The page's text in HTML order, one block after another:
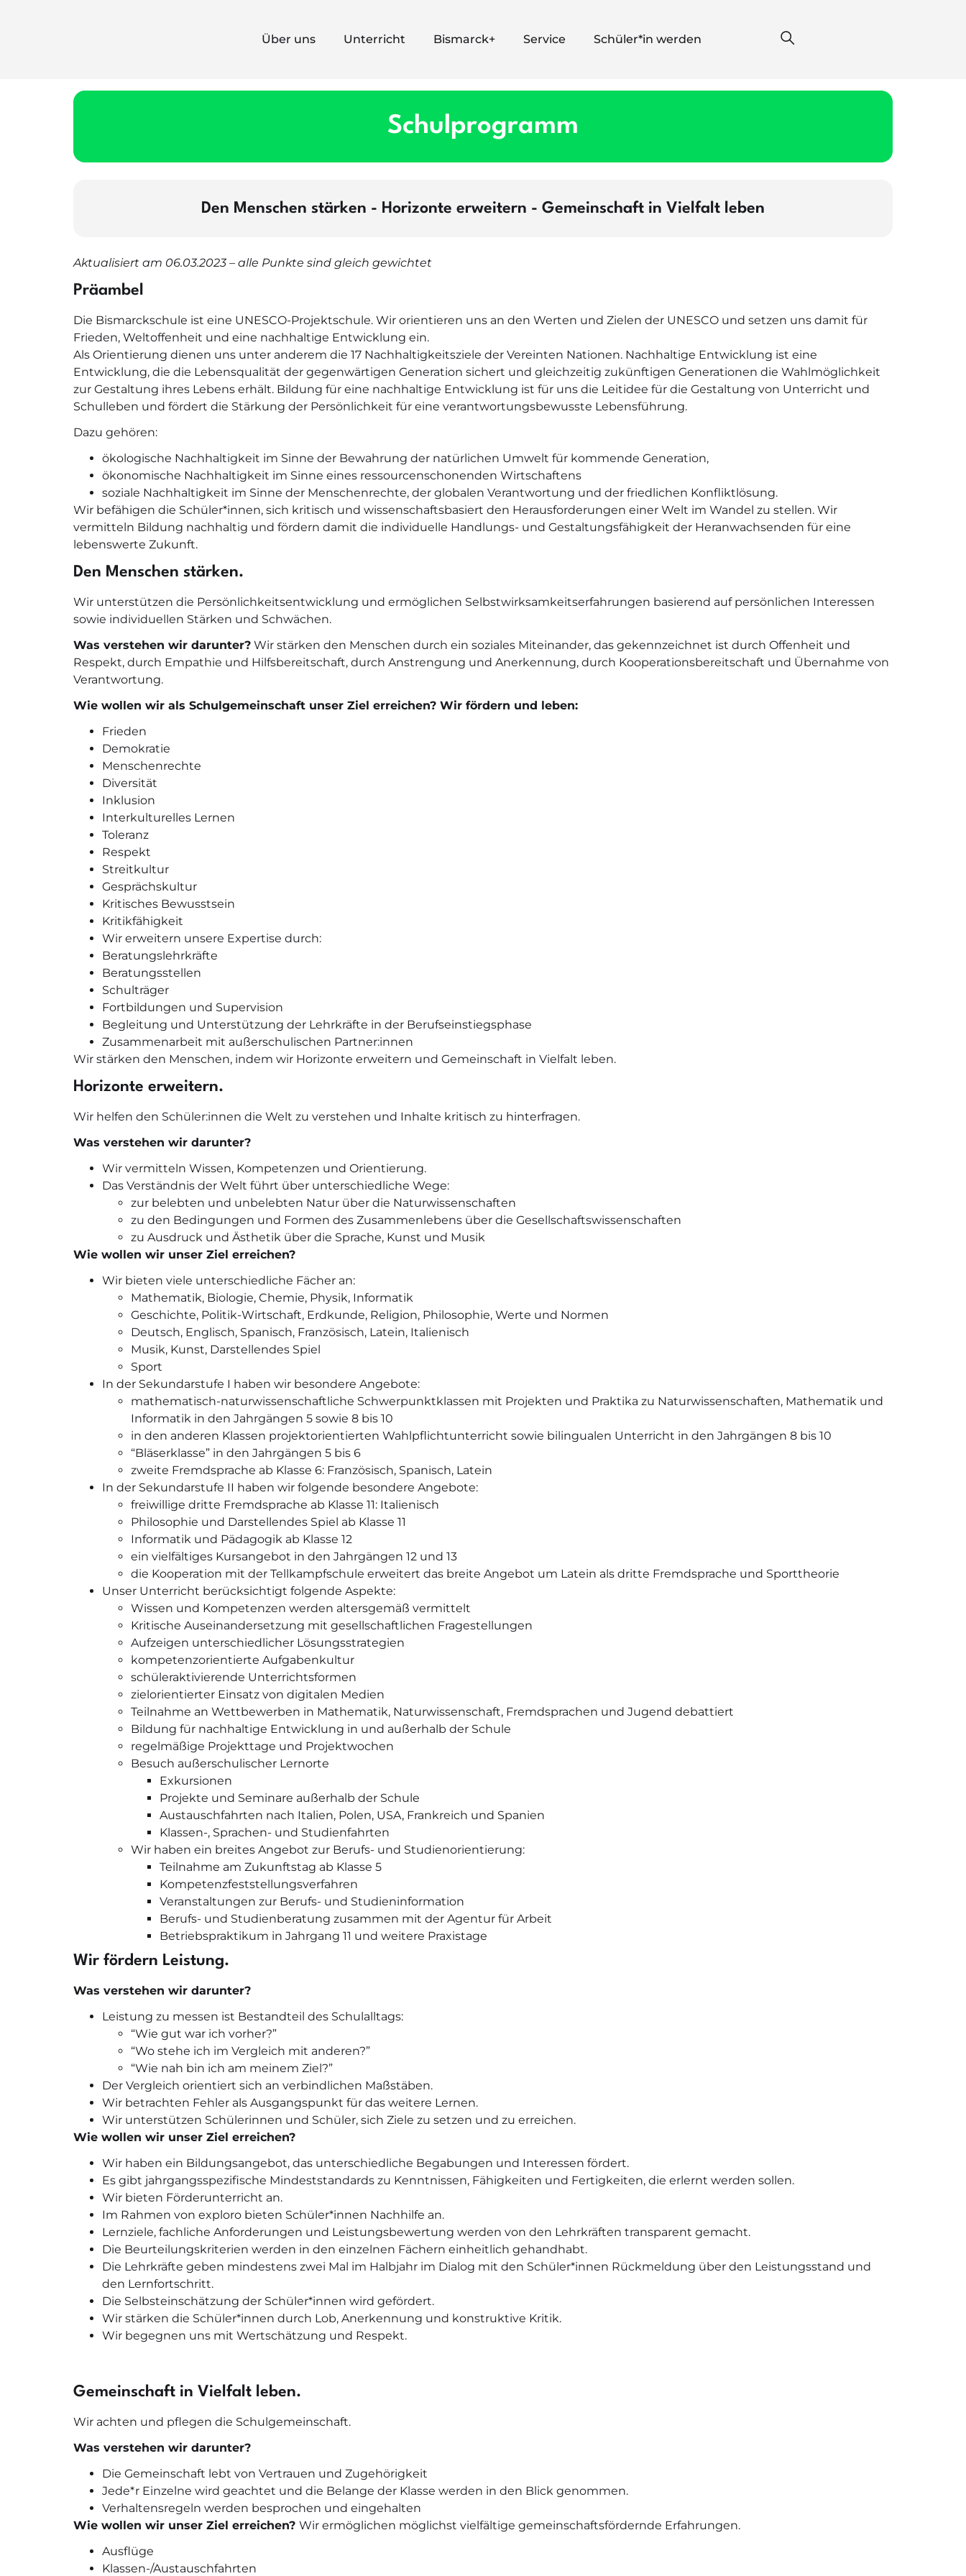
Über uns Unterricht Bismarck+ Service Schüler*in werden
Schulprogramm
Den Menschen stärken - Horizonte erweitern - Gemeinschaft in Vielfalt leben
Aktualisiert am 06.03.2023 – alle Punkte sind gleich gewichtet
Präambel
Die Bismarckschule ist eine UNESCO-Projektschule. Wir orientieren uns an den Werten und Zielen der UNESCO und setzen uns damit für
Frieden, Weltoffenheit und eine nachhaltige Entwicklung ein.
Als Orientierung dienen uns unter anderem die 17 Nachhaltigkeitsziele der Vereinten Nationen. Nachhaltige Entwicklung ist eine
Entwicklung, die die Lebensqualität der gegenwärtigen Generation sichert und gleichzeitig zukünftigen Generationen die Wahlmöglichkeit
zur Gestaltung ihres Lebens erhält. Bildung für eine nachhaltige Entwicklung ist für uns die Leitidee für die Gestaltung von Unterricht und
Schulleben und fördert die Stärkung der Persönlichkeit für eine verantwortungsbewusste Lebensführung.
Dazu gehören:
ökologische Nachhaltigkeit im Sinne der Bewahrung der natürlichen Umwelt für kommende Generation,
ökonomische Nachhaltigkeit im Sinne eines ressourcenschonenden Wirtschaftens
soziale Nachhaltigkeit im Sinne der Menschenrechte, der globalen Verantwortung und der friedlichen Konfliktlösung.
Wir befähigen die Schüler*innen, sich kritisch und wissenschaftsbasiert den Herausforderungen einer Welt im Wandel zu stellen. Wir
vermitteln Bildung nachhaltig und fördern damit die individuelle Handlungs- und Gestaltungsfähigkeit der Heranwachsenden für eine
lebenswerte Zukunft.
Den Menschen stärken.
Wir unterstützen die Persönlichkeitsentwicklung und ermöglichen Selbstwirksamkeitserfahrungen basierend auf persönlichen Interessen
sowie individuellen Stärken und Schwächen.
Was verstehen wir darunter? Wir stärken den Menschen durch ein soziales Miteinander, das gekennzeichnet ist durch Offenheit und
Respekt, durch Empathie und Hilfsbereitschaft, durch Anstrengung und Anerkennung, durch Kooperationsbereitschaft und Übernahme von
Verantwortung.
Wie wollen wir als Schulgemeinschaft unser Ziel erreichen? Wir fördern und leben:
Frieden
Demokratie
Menschenrechte
Diversität
Inklusion
Interkulturelles Lernen
Toleranz
Respekt
Streitkultur
Gesprächskultur
Kritisches Bewusstsein
Kritikfähigkeit
Wir erweitern unsere Expertise durch:
Beratungslehrkräfte
Beratungsstellen
Schulträger
Fortbildungen und Supervision
Begleitung und Unterstützung der Lehrkräfte in der Berufseinstiegsphase
Zusammenarbeit mit außerschulischen Partner:innen
Wir stärken den Menschen, indem wir Horizonte erweitern und Gemeinschaft in Vielfalt leben.
Horizonte erweitern.
Wir helfen den Schüler:innen die Welt zu verstehen und Inhalte kritisch zu hinterfragen.
Was verstehen wir darunter?
Wir vermitteln Wissen, Kompetenzen und Orientierung.
Das Verständnis der Welt führt über unterschiedliche Wege:
zur belebten und unbelebten Natur über die Naturwissenschaften
zu den Bedingungen und Formen des Zusammenlebens über die Gesellschaftswissenschaften
zu Ausdruck und Ästhetik über die Sprache, Kunst und Musik
Wie wollen wir unser Ziel erreichen?
Wir bieten viele unterschiedliche Fächer an:
Mathematik, Biologie, Chemie, Physik, Informatik
Geschichte, Politik-Wirtschaft, Erdkunde, Religion, Philosophie, Werte und Normen
Deutsch, Englisch, Spanisch, Französisch, Latein, Italienisch
Musik, Kunst, Darstellendes Spiel
Sport
In der Sekundarstufe I haben wir besondere Angebote:
mathematisch-naturwissenschaftliche Schwerpunktklassen mit Projekten und Praktika zu Naturwissenschaften, Mathematik und
Informatik in den Jahrgängen 5 sowie 8 bis 10
in den anderen Klassen projektorientierten Wahlpflichtunterricht sowie bilingualen Unterricht in den Jahrgängen 8 bis 10
“Bläserklasse” in den Jahrgängen 5 bis 6
zweite Fremdsprache ab Klasse 6: Französisch, Spanisch, Latein
In der Sekundarstufe II haben wir folgende besondere Angebote:
freiwillige dritte Fremdsprache ab Klasse 11: Italienisch
Philosophie und Darstellendes Spiel ab Klasse 11
Informatik und Pädagogik ab Klasse 12
ein vielfältiges Kursangebot in den Jahrgängen 12 und 13
die Kooperation mit der Tellkampfschule erweitert das breite Angebot um Latein als dritte Fremdsprache und Sporttheorie
Unser Unterricht berücksichtigt folgende Aspekte:
Wissen und Kompetenzen werden altersgemäß vermittelt
Kritische Auseinandersetzung mit gesellschaftlichen Fragestellungen
Aufzeigen unterschiedlicher Lösungsstrategien
kompetenzorientierte Aufgabenkultur
schüleraktivierende Unterrichtsformen
zielorientierter Einsatz von digitalen Medien
Teilnahme an Wettbewerben in Mathematik, Naturwissenschaft, Fremdsprachen und Jugend debattiert
Bildung für nachhaltige Entwicklung in und außerhalb der Schule
regelmäßige Projekttage und Projektwochen
Besuch außerschulischer Lernorte
Exkursionen
Projekte und Seminare außerhalb der Schule
Austauschfahrten nach Italien, Polen, USA, Frankreich und Spanien
Klassen-, Sprachen- und Studienfahrten
Wir haben ein breites Angebot zur Berufs- und Studienorientierung:
Teilnahme am Zukunftstag ab Klasse 5
Kompetenzfeststellungsverfahren
Veranstaltungen zur Berufs- und Studieninformation
Berufs- und Studienberatung zusammen mit der Agentur für Arbeit
Betriebspraktikum in Jahrgang 11 und weitere Praxistage
Wir fördern Leistung.
Was verstehen wir darunter?
Leistung zu messen ist Bestandteil des Schulalltags:
“Wie gut war ich vorher?”
“Wo stehe ich im Vergleich mit anderen?”
“Wie nah bin ich am meinem Ziel?”
Der Vergleich orientiert sich an verbindlichen Maßstäben.
Wir betrachten Fehler als Ausgangspunkt für das weitere Lernen.
Wir unterstützen Schülerinnen und Schüler, sich Ziele zu setzen und zu erreichen.
Wie wollen wir unser Ziel erreichen?
Wir haben ein Bildungsangebot, das unterschiedliche Begabungen und Interessen fördert.
Es gibt jahrgangsspezifische Mindeststandards zu Kenntnissen, Fähigkeiten und Fertigkeiten, die erlernt werden sollen.
Wir bieten Förderunterricht an.
Im Rahmen von exploro bieten Schüler*innen Nachhilfe an.
Lernziele, fachliche Anforderungen und Leistungsbewertung werden von den Lehrkräften transparent gemacht.
Die Beurteilungskriterien werden in den einzelnen Fächern einheitlich gehandhabt.
Die Lehrkräfte geben mindestens zwei Mal im Halbjahr im Dialog mit den Schüler*innen Rückmeldung über den Leistungsstand und
den Lernfortschritt.
Die Selbsteinschätzung der Schüler*innen wird gefördert.
Wir stärken die Schüler*innen durch Lob, Anerkennung und konstruktive Kritik.
Wir begegnen uns mit Wertschätzung und Respekt.
Gemeinschaft in Vielfalt leben.
Wir achten und pflegen die Schulgemeinschaft.
Was verstehen wir darunter?
Die Gemeinschaft lebt von Vertrauen und Zugehörigkeit
Jede*r Einzelne wird geachtet und die Belange der Klasse werden in den Blick genommen.
Verhaltensregeln werden besprochen und eingehalten
Wie wollen wir unser Ziel erreichen? Wir ermöglichen möglichst vielfältige gemeinschaftsfördernde Erfahrungen.
Ausflüge
Klassen-/Austauschfahrten